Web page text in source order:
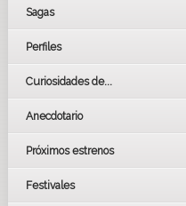
Sagas
Perfiles
Curiosidades de...
Anecdotario
Próximos estrenos
Festivales